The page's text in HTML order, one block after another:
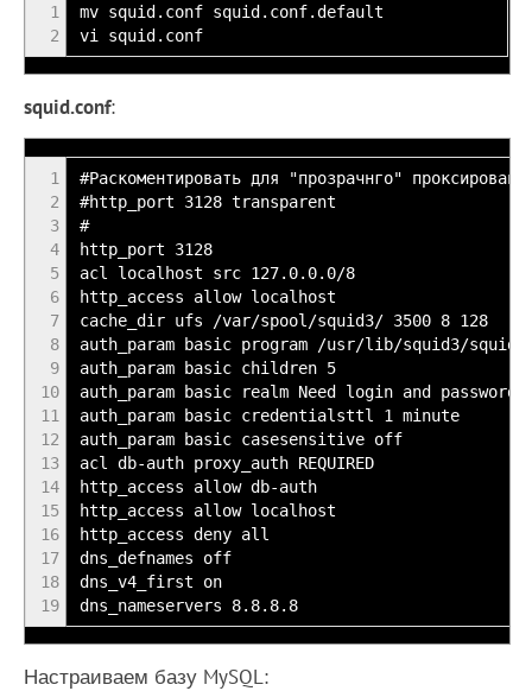
1
2
mv squid.conf squid.conf.default
vi squid.conf
squid.conf:
1
2
3
4
5
6
7
8
9
10
11
12
13
14
15
16
17
18
19
#Раскоментировать для "прозрачнго"
#http_port 3128 transparent
#
http_port 3128
acl localhost src 127.0.0.0/8
http_access allow localhost
cache_dir ufs /var/spool/squid3/ 3500 8 128
auth_param basic program /usr/lib/squid3/
auth_param basic children 5
auth_param basic realm Need login and password.
auth_param basic credentialsttl 1 minute
auth_param basic casesensitive off
acl db-auth proxy_auth REQUIRED
http_access allow db-auth
http_access allow localhost
http_access deny all
dns_defnames off
dns_v4_first on
dns_nameservers 8.8.8.8
Настраиваем базу MySQL: